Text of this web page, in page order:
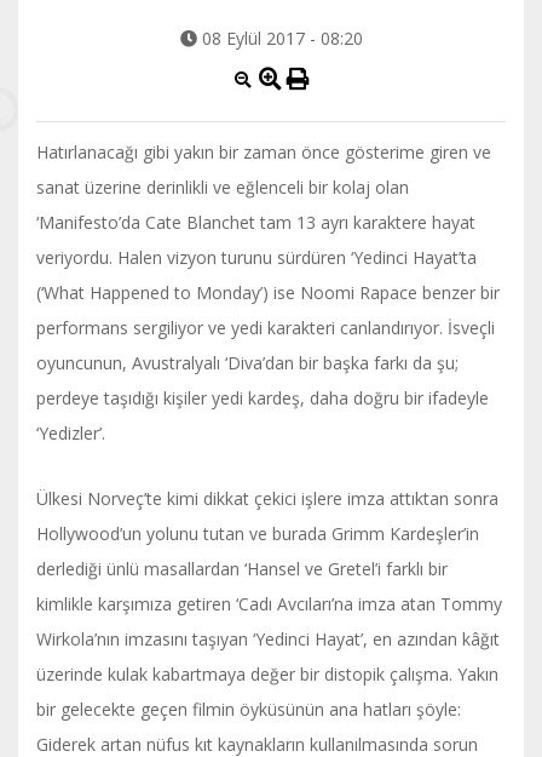
08 Eylül 2017 - 08:20
Hatırlanacağı gibi yakın bir zaman önce gösterime giren ve
sanat üzerine derinlikli ve eğlenceli bir kolaj olan
‘Manifesto’da Cate Blanchet tam 13 ayrı karaktere hayat
veriyordu. Halen vizyon turunu sürdüren ‘Yedinci Hayat’ta
(‘What Happened to Monday’) ise Noomi Rapace benzer bir
performans sergiliyor ve yedi karakteri canlandırıyor. İsveçli
oyuncunun, Avustralyalı ‘Diva’dan bir başka farkı da şu;
perdeye taşıdığı kişiler yedi kardeş, daha doğru bir ifadeyle
‘Yedizler’.
Ülkesi Norveç’te kimi dikkat çekici işlere imza attıktan sonra
Hollywood’un yolunu tutan ve burada Grimm Kardeşler’in
derlediği ünlü masallardan ‘Hansel ve Gretel’i farklı bir
kimlikle karşımıza getiren ‘Cadı Avcıları’na imza atan Tommy
Wirkola’nın imzasını taşıyan ‘Yedinci Hayat’, en azından kâğıt
üzerinde kulak kabartmaya değer bir distopik çalışma. Yakın
bir gelecekte geçen filmin öyküsünün ana hatları şöyle:
Giderek artan nüfus kıt kaynakların kullanılmasında sorun